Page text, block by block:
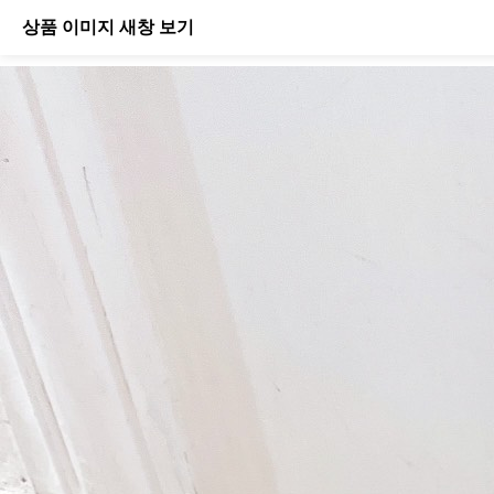
상품 이미지 새창 보기